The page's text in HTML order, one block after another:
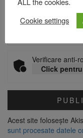
Site web
Verificare anti-
Click
Acest site folosește
sunt procesate datele
Cookie settings